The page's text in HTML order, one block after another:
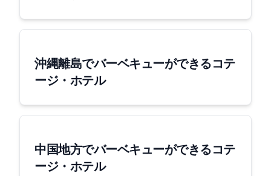
沖縄離島でバーベキューができるコテ
ージ・ホテル
中国地方でバーベキューができるコテ
ージ・ホテル